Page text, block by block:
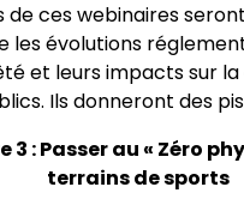
de ces webinaires
les évolutions
et leurs impacts sur la
Ils donneront des
3 : Passer au « Zéro
terrains de sports